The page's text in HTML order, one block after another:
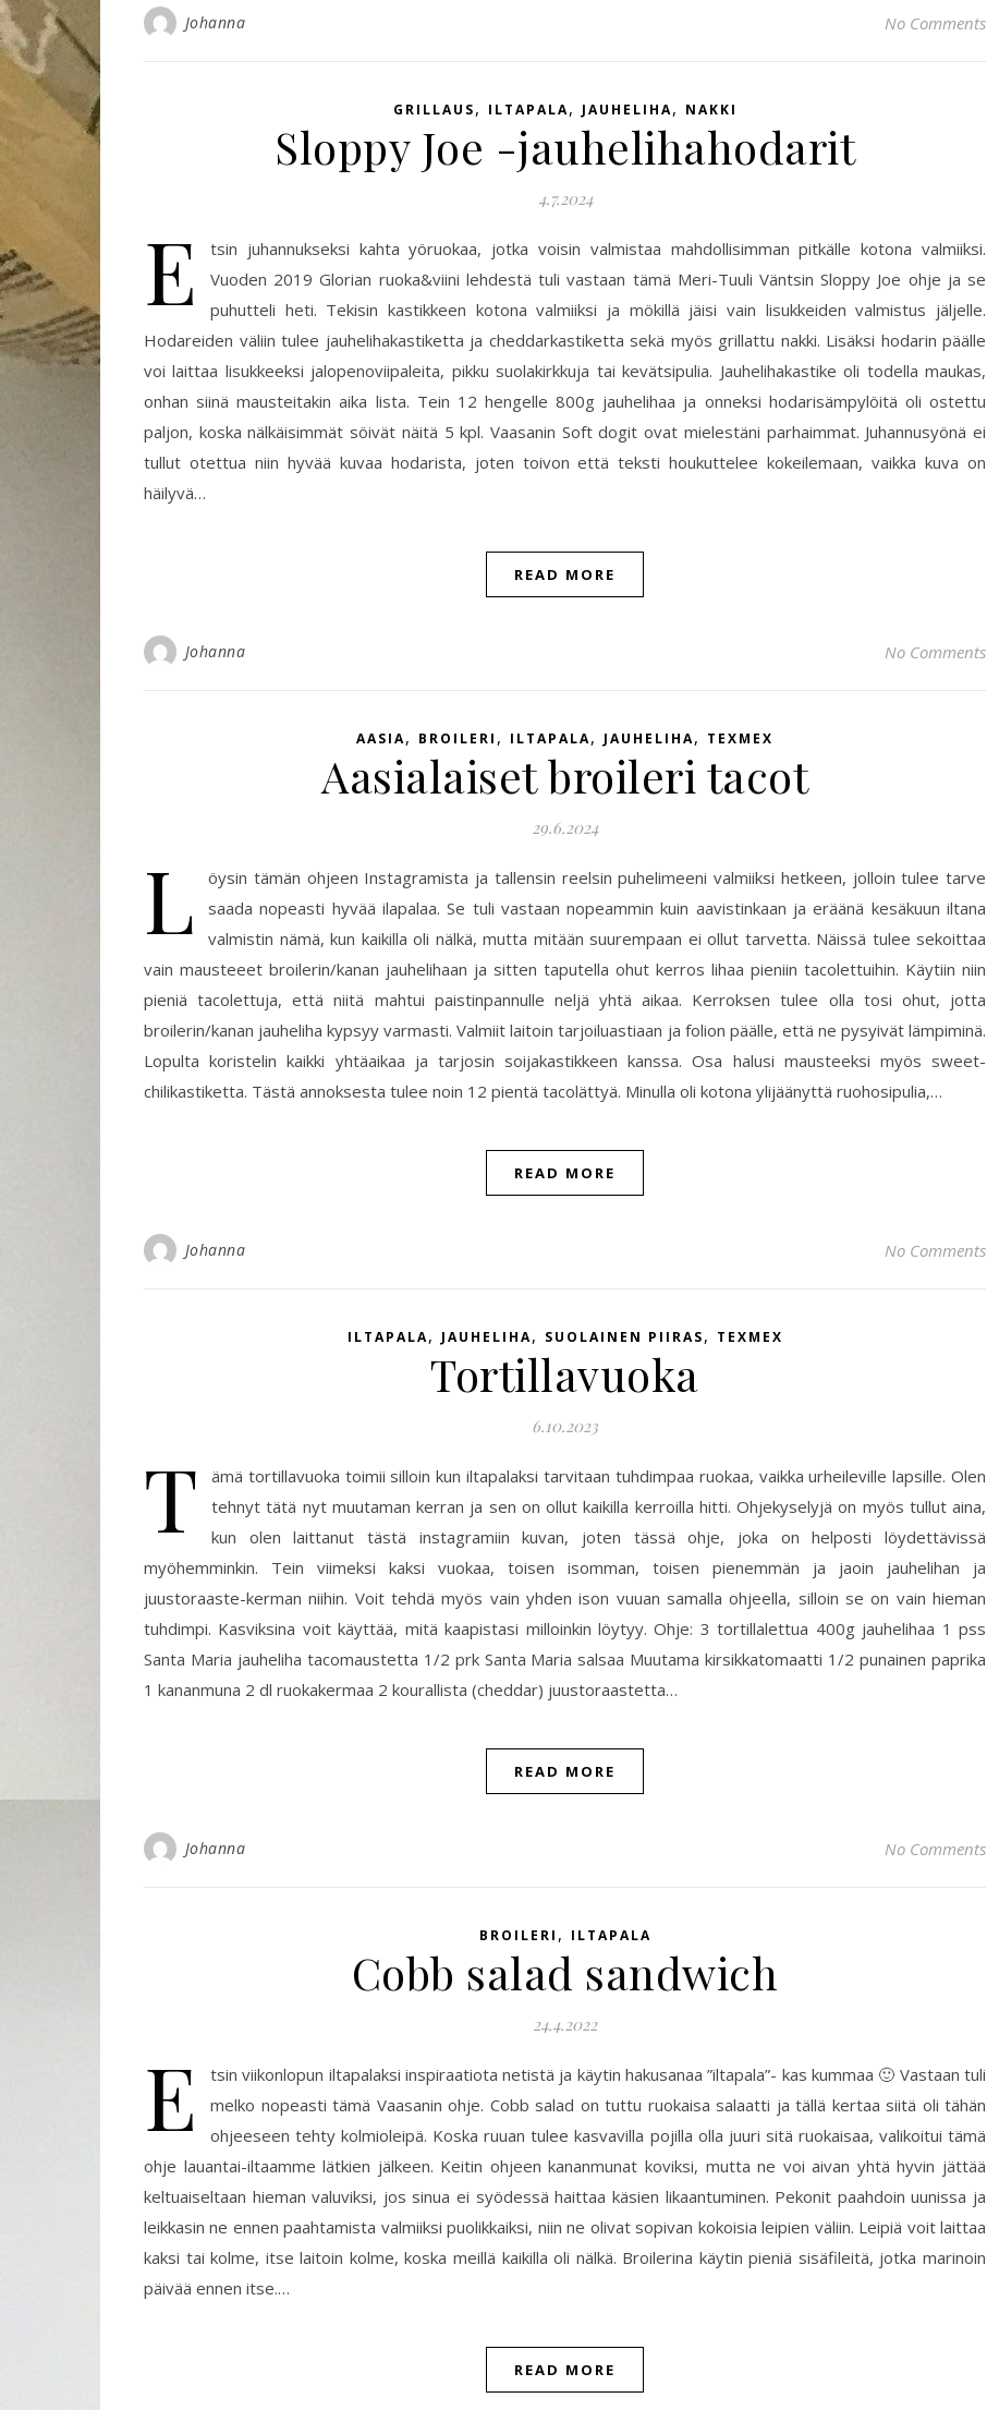
Johanna No Comments
GRILLAUS, ILTAPALA, JAUHELIHA, NAKKI
Sloppy Joe -jauhelihahodarit
4.7.2024
E
tsin juhannukseksi kahta yöruokaa, jotka voisin valmistaa mahdollisimman pitkälle kotona valmiiksi.
Vuoden 2019 Glorian ruoka&viini lehdestä tuli vastaan tämä Meri-Tuuli Väntsin Sloppy Joe ohje ja se
puhutteli heti. Tekisin kastikkeen kotona valmiiksi ja mökillä jäisi vain lisukkeiden valmistus jäljelle.
Hodareiden väliin tulee jauhelihakastiketta ja cheddarkastiketta sekä myös grillattu nakki. Lisäksi hodarin päälle
voi laittaa lisukkeeksi jalopenoviipaleita, pikku suolakirkkuja tai kevätsipulia. Jauhelihakastike oli todella maukas,
onhan siinä mausteitakin aika lista. Tein 12 hengelle 800g jauhelihaa ja onneksi hodarisämpylöitä oli ostettu
paljon, koska nälkäisimmät söivät näitä 5 kpl. Vaasanin Soft dogit ovat mielestäni parhaimmat. Juhannusyönä ei
tullut otettua niin hyvää kuvaa hodarista, joten toivon että teksti houkuttelee kokeilemaan, vaikka kuva on
häilyvä…
READ MORE
Johanna No Comments
AASIA, BROILERI , ILTAPALA, JAUHELIHA, TEXMEX
Aasialaiset broileri tacot
29.6.2024
L
öysin tämän ohjeen Instagramista ja tallensin reelsin puhelimeeni valmiiksi hetkeen, jolloin tulee tarve
saada nopeasti hyvää ilapalaa. Se tuli vastaan nopeammin kuin aavistinkaan ja eräänä kesäkuun iltana
valmistin nämä, kun kaikilla oli nälkä, mutta mitään suurempaan ei ollut tarvetta. Näissä tulee sekoittaa
vain mausteeet broilerin/kanan jauhelihaan ja sitten taputella ohut kerros lihaa pieniin tacolettuihin. Käytiin niin
pieniä tacolettuja, että niitä mahtui paistinpannulle neljä yhtä aikaa. Kerroksen tulee olla tosi ohut, jotta
broilerin/kanan jauheliha kypsyy varmasti. Valmiit laitoin tarjoiluastiaan ja folion päälle, että ne pysyivät lämpiminä.
Lopulta koristelin kaikki yhtäaikaa ja tarjosin soijakastikkeen kanssa. Osa halusi mausteeksi myös sweet-
chilikastiketta. Tästä annoksesta tulee noin 12 pientä tacolättyä. Minulla oli kotona ylijäänyttä ruohosipulia,…
READ MORE
Johanna No Comments
ILTAPALA, JAUHELIHA, SUOLAINEN PIIRAS, TEXMEX
Tortillavuoka
6.10.2023
T
ämä tortillavuoka toimii silloin kun iltapalaksi tarvitaan tuhdimpaa ruokaa, vaikka urheileville lapsille. Olen
tehnyt tätä nyt muutaman kerran ja sen on ollut kaikilla kerroilla hitti. Ohjekyselyjä on myös tullut aina,
kun olen laittanut tästä instagramiin kuvan, joten tässä ohje, joka on helposti löydettävissä
myöhemminkin. Tein viimeksi kaksi vuokaa, toisen isomman, toisen pienemmän ja jaoin jauhelihan ja
juustoraaste-kerman niihin. Voit tehdä myös vain yhden ison vuuan samalla ohjeella, silloin se on vain hieman
tuhdimpi. Kasviksina voit käyttää, mitä kaapistasi milloinkin löytyy. Ohje: 3 tortillalettua 400g jauhelihaa 1 pss
Santa Maria jauheliha tacomaustetta 1/2 prk Santa Maria salsaa Muutama kirsikkatomaatti 1/2 punainen paprika
1 kananmuna 2 dl ruokakermaa 2 kourallista (cheddar) juustoraastetta…
READ MORE
Johanna No Comments
BROILERI , ILTAPALA
Cobb salad sandwich
24.4.2022
E
tsin viikonlopun iltapalaksi inspiraatiota netistä ja käytin hakusanaa ”iltapala”- kas kummaa 🙂 Vastaan tuli
melko nopeasti tämä Vaasanin ohje. Cobb salad on tuttu ruokaisa salaatti ja tällä kertaa siitä oli tähän
ohjeeseen tehty kolmioleipä. Koska ruuan tulee kasvavilla pojilla olla juuri sitä ruokaisaa, valikoitui tämä
ohje lauantai-iltaamme lätkien jälkeen. Keitin ohjeen kananmunat koviksi, mutta ne voi aivan yhtä hyvin jättää
keltuaiseltaan hieman valuviksi, jos sinua ei syödessä haittaa käsien likaantuminen. Pekonit paahdoin uunissa ja
leikkasin ne ennen paahtamista valmiiksi puolikkaiksi, niin ne olivat sopivan kokoisia leipien väliin. Leipiä voit laittaa
kaksi tai kolme, itse laitoin kolme, koska meillä kaikilla oli nälkä. Broilerina käytin pieniä sisäfileitä, jotka marinoin
päivää ennen itse.…
READ MORE